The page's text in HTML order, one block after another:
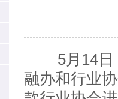
5月14日，
融办和行业